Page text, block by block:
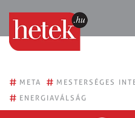
# META # MESTERSÉGES
# ENERGIAVÁLSÁG